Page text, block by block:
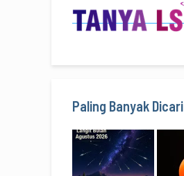
Paling Banyak Dicari